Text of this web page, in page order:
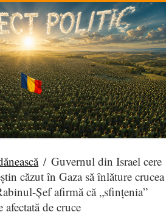
/ Guvernul din Israel cere
căzut în Gaza să înlăture crucea
Șef afirmă că „sfințenia”
de cruce